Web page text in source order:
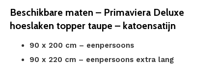
Beschikbare maten – Primaviera Deluxe
hoeslaken topper taupe – katoensatijn
90 x 200 cm – eenpersoons
90 x 220 cm – eenpersoons extra lang